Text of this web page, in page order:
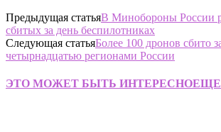
Предыдущая статьяВ Минобороны России
сбитых за день беспилотниках
Следующая статьяБолее 100 дронов сбито
четырнадцатью регионами России
ЭТО МОЖЕТ БЫТЬ ИНТЕРЕСНОЕЩЕ